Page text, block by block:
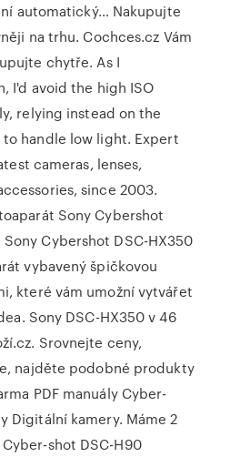
automatický… Nakupujte
na trhu. Cochces.cz Vám
chytře. As I
I'd avoid the high ISO
relying instead on the
handle low light. Expert
cameras, lenses,
since 2003.
Sony Cybershot
Cybershot DSC-HX350
vybavený špičkovou
které vám umožní vytvářet
Sony DSC-HX350 v 46
Srovnejte ceny,
najděte podobné produkty
PDF manuály Cyber-
Digitální kamery. Máme 2
shot DSC-H90